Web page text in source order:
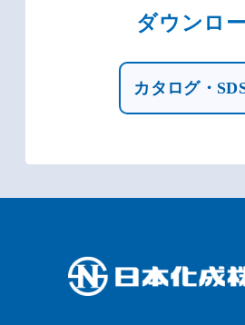
ダウンロ
カタログ・